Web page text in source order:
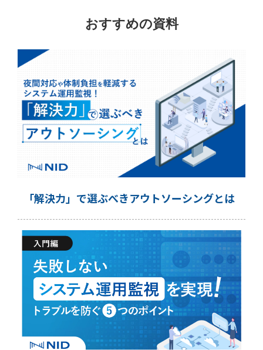
おすすめの資料
「解決力」で選ぶべきアウトソーシングとは